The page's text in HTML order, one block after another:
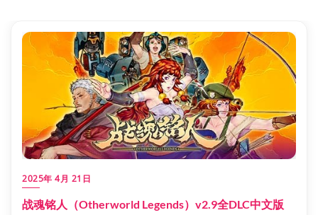
2025年 4月 21日
战魂铭人（Otherworld Legends）v2.9全DLC中文版